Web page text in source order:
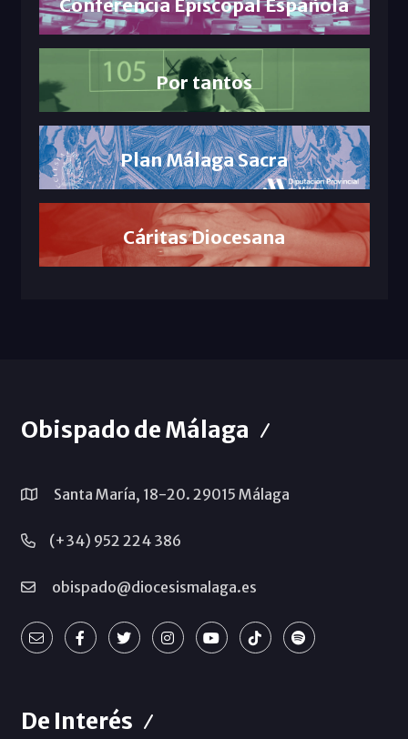
Conferencia Episcopal Española
Por tantos
Plan Málaga Sacra
Cáritas Diocesana
Obispado de Málaga
Santa María, 18-20. 29015 Málaga
(+34) 952 224 386
obispado@diocesismalaga.es
De Interés